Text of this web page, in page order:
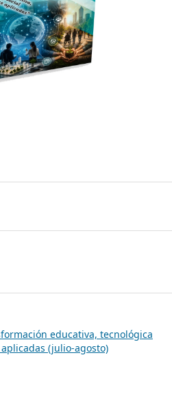
educativa, tecnológica
(julio-agosto)